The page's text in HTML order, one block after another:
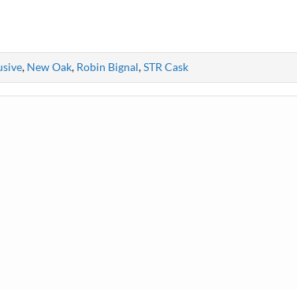
, New Oak, Robin Bignal,STR Cask